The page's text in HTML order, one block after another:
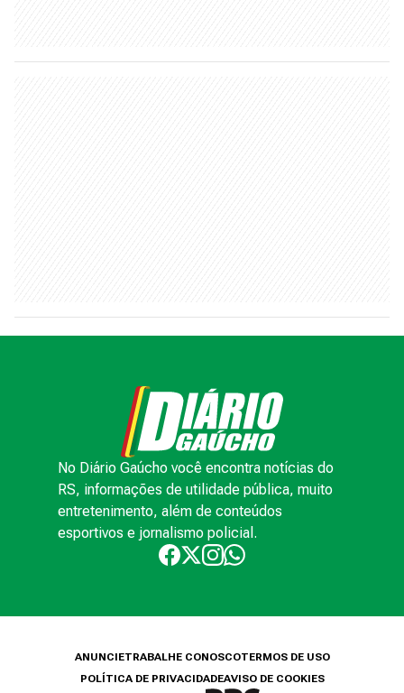
No Diário Gaúcho você encontra notícias do
RS, informações de utilidade pública, muito
entretenimento, além de conteúdos
esportivos e jornalismo policial.
ANUNCIETRABALHE CONOSCOTERMOS DE USO
POLÍTICA DE PRIVACIDADEAVISO DE COOKIES